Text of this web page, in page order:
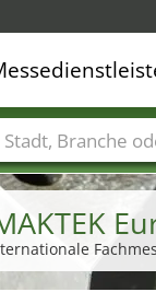
Branchen